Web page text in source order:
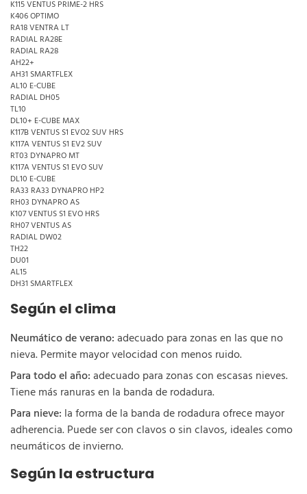
K115 VENTUS PRIME-2 HRS
K406 OPTIMO
RA18 VENTRA LT
RADIAL RA28E
RADIAL RA28
AH22+
AH31 SMARTFLEX
AL10 E-CUBE
RADIAL DH05
TL10
DL10+ E-CUBE MAX
K117B VENTUS S1 EVO2 SUV HRS
K117A VENTUS S1 EV2 SUV
RT03 DYNAPRO MT
K117A VENTUS S1 EVO SUV
DL10 E-CUBE
RA33 RA33 DYNAPRO HP2
RH03 DYNAPRO AS
K107 VENTUS S1 EVO HRS
RH07 VENTUS AS
RADIAL DW02
TH22
DU01
AL15
DH31 SMARTFLEX
Según el clima
Neumático de verano:adecuado para zonas en las que no
nieva. Permite mayor velocidad con menos ruido.
Para todo el año:adecuado para zonas con escasas nieves.
Tiene más ranuras en la banda de rodadura.
Para nieve: la forma de la banda de rodadura ofrece mayor
adherencia. Puede ser con clavos o sin clavos, ideales como
neumáticos de invierno.
Según la estructura